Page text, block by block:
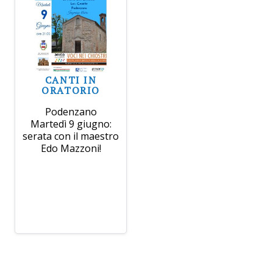
CANTI IN
ORATORIO
Podenzano
Martedì 9 giugno:
serata con il maestro
Edo Mazzoni!